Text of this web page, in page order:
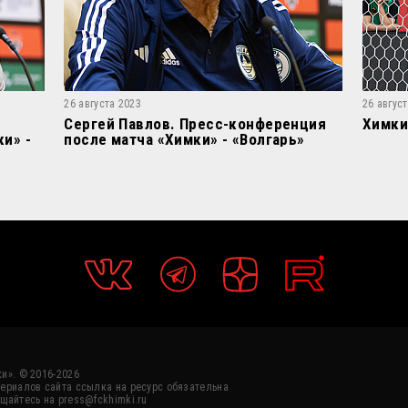
-
26 августа 2023
Сергей Павлов. Пресс-конференция
после матча «Химки» - «Волгарь»
26
© 2016-2026
сайта ссылка на ресурс обязательна
на press@fckhimki.ru